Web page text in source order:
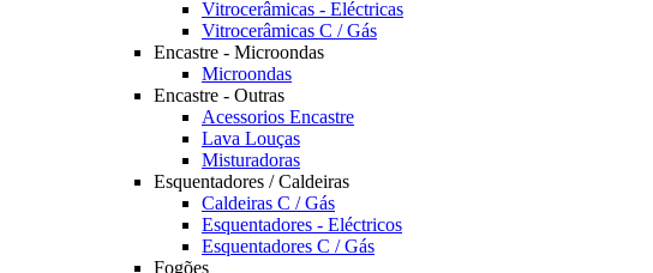
Vitrocerâmicas - Eléctricas
Vitrocerâmicas C / Gás
Encastre - Microondas
Microondas
Encastre - Outras
Acessorios Encastre
Lava Louças
Misturadoras
Esquentadores / Caldeiras
Caldeiras C / Gás
Esquentadores - Eléctricos
Esquentadores C / Gás
Fogões